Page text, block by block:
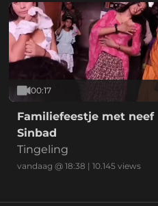
00:17
Familiefeestje met neef
Sinbad
Tingeling
vandaag @ 18:38 | 10.145views